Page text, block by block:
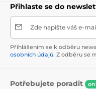
Přihlaste se do
Zde napište váš e-
Přihlášením se k odběru
osobních údajů. Z odběru se
Potřebujete poradit